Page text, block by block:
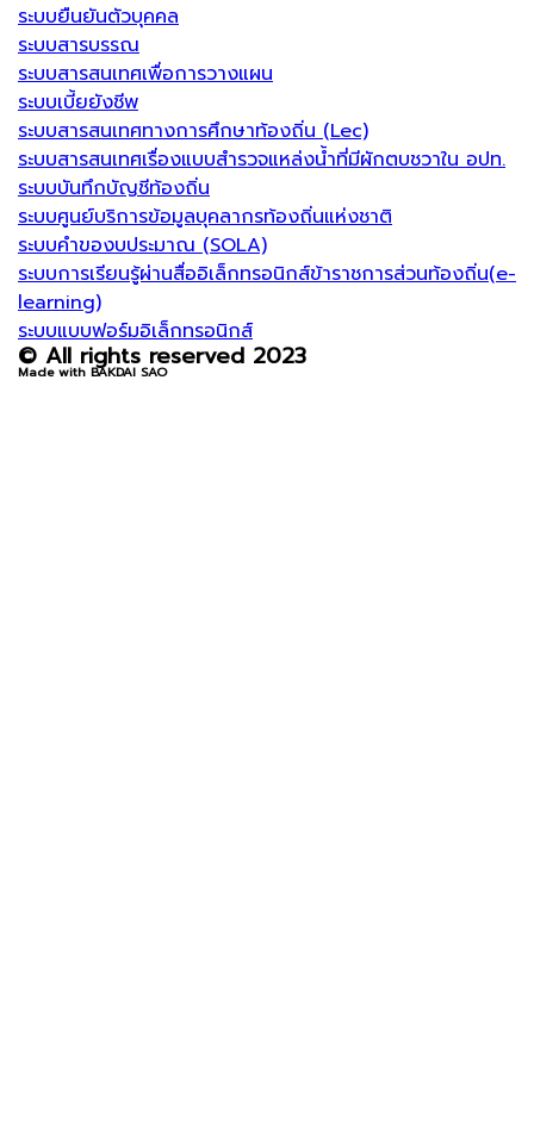
ระบบยืนยันตัวบุคคล
ระบบสารบรรณ
ระบบสารสนเทศเพื่อการวางแผน
ระบบเบี้ยยังชีพ
ระบบสารสนเทศทางการศึกษาท้องถิ่น (Lec)
ระบบสารสนเทศเรื่องแบบสำรวจแหล่งน้ำที่มีผักตบชวาใน อปท.
ระบบบันทึกบัญชีท้องถิ่น
ระบบศูนย์บริการข้อมูลบุคลากรท้องถิ่นแห่งชาติ
ระบบคำของบประมาณ (SOLA)
ระบบการเรียนรู้ผ่านสื่ออิเล็กทรอนิกส์ข้าราชการส่วนท้องถิ่น(e-
learning)
ระบบแบบฟอร์มอิเล็กทรอนิกส์
© All rights reserved 2023
Made with BAKDAI SAO